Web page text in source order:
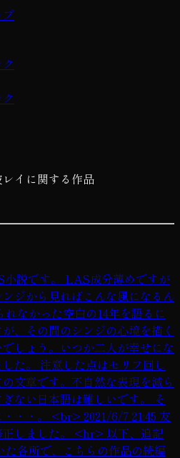
イに関する作品
成分薄めですが
ジから見ればこんな風になるん
なかった空白の14年を語るに
、その間のシンジの心境を描く
しょう。いつか二人が幸せにな
リフ回し
文章です。不自然な表現を減ら
ない日本語は難しいです。 そ
6/7 21:45 友
<hr> 以下、追記